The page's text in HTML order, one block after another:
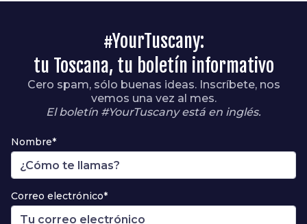
#YourTuscany:
tu Toscana, tu boletín informativo
Cero spam, sólo buenas ideas. Inscríbete, nos
vemos una vez al mes.
El boletín #YourTuscany está en inglés.
Nombre*
Correo electrónico*